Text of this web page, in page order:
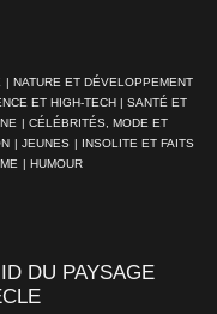
| NATURE ET DÉVELOPPEMENT
ET HIGH-TECH | SANTÉ ET
| CÉLÉBRITÉS, MODE ET
| JEUNES | INSOLITE ET FAITS
| HUMOUR
DU PAYSAGE